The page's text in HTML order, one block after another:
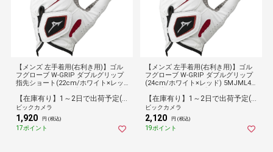
【メンズ 左手着用(右利き用)】ゴル
フグローブ W-GRIP ダブルグリップ
指先ショート(22cm/ホワイト×レッ
【在庫有り】1～2日で出荷予定(日付指定可)
ビックカメラ
1,920 円 (税込)
17ポイント
【メンズ 左手着用(右利き用)】ゴル
フグローブ W-GRIP ダブルグリップ
(24cm/ホワイト×レッド) 5MJML40
【在庫有り】1～2日で出荷予定(日付指定可)
ビックカメラ
2,120 円 (税込)
19ポイント